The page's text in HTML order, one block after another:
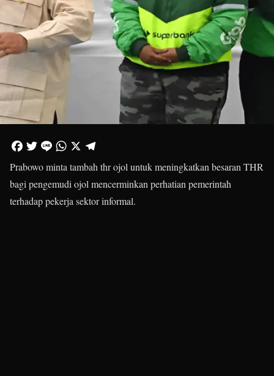
Prabowo minta tambah thr ojol untuk meningkatkan besaran THR
bagi pengemudi ojol mencerminkan perhatian pemerintah
terhadap pekerja sektor informal.